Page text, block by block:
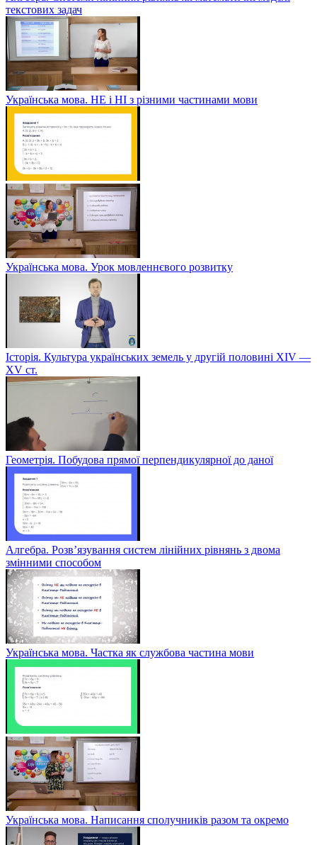
текстових задач
Українська мова. НЕ і НІ з різними частинами мови
Українська мова. Урок мовленнєвого розвитку
Історія. Культура українських земель у другій половині XIV —
XV ст.
Геометрія. Побудова прямої перпендикулярної до даної
Алгебра. Розв’язування систем лінійних рівнянь з двома
змінними способом
Українська мова. Частка як службова частина мови
Українська мова. Написання сполучників разом та окремо